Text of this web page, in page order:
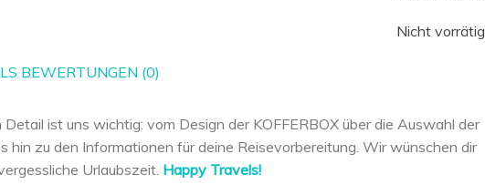
Nicht vorrätig
BEWERTUNGEN (0)
Detail ist uns wichtig: vom Design der KOFFERBOX über die Auswahl der
hin zu den Informationen für deine Reisevorbereitung. Wir wünschen dir
Urlaubszeit. Happy Travels!